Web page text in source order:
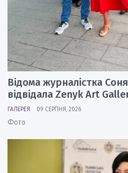
Відома журналістка
відвідала Zenyk Art
ГАЛЕРЕЯ 09 СЕРПНЯ, 2026
Фото